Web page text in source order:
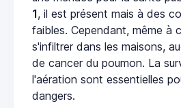
1, il est présent mais à des
faibles. Cependant, même à
s'infiltrer dans les maisons,
de cancer du poumon. La
l'aération sont essentielles
dangers.